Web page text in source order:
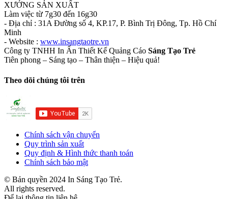
XƯỞNG SẢN XUẤT
Làm việc từ 7g30 đến 16g30
- Địa chỉ : 31A Đường số 4, KP.17, P. Bình Trị Đông, Tp. Hồ Chí
Minh
- Website : www.insangtaotre.vn
Công ty TNHH In Ấn Thiết Kế Quảng Cáo Sáng Tạo Trẻ
Tiên phong – Sáng tạo – Thân thiện – Hiệu quả!
Theo dõi chúng tôi trên
Chính sách vận chuyển
Quy trình sản xuất
Quy định & Hình thức thanh toán
Chính sách bảo mật
© Bản quyền 2024 In Sáng Tạo Trẻ.
All rights reserved.